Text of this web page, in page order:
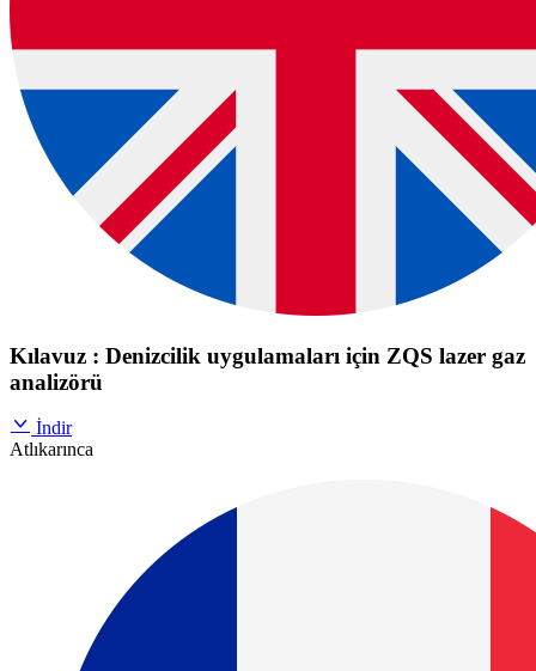
Kılavuz : Denizcilik uygulamaları için ZQS lazer gaz
analizörü
İndir
Atlıkarınca